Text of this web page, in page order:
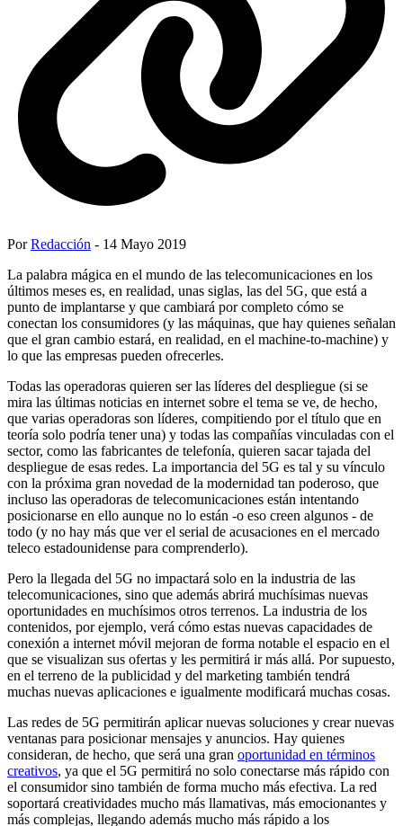
PorRedacción - 14 Mayo 2019
La palabra mágica en el mundo de las telecomunicaciones en los
últimos meses es, en realidad, unas siglas, las del 5G, que está a
punto de implantarse y que cambiará por completo cómo se
conectan los consumidores (y las máquinas, que hay quienes señalan
que el gran cambio estará, en realidad, en el machine-to-machine) y
lo que las empresas pueden ofrecerles.
Todas las operadoras quieren ser las líderes del despliegue (si se
mira las últimas noticias en internet sobre el tema se ve, de hecho,
que varias operadoras son líderes, compitiendo por el título que en
teoría solo podría tener una) y todas las compañías vinculadas con el
sector, como las fabricantes de telefonía, quieren sacar tajada del
despliegue de esas redes. La importancia del 5G es tal y su vínculo
con la próxima gran novedad de la modernidad tan poderoso, que
incluso las operadoras de telecomunicaciones están intentando
posicionarse en ello aunque no lo están -o eso creen algunos - de
todo (y no hay más que ver el serial de acusaciones en el mercado
teleco estadounidense para comprenderlo).
Pero la llegada del 5G no impactará solo en la industria de las
telecomunicaciones, sino que además abrirá muchísimas nuevas
oportunidades en muchísimos otros terrenos. La industria de los
contenidos, por ejemplo, verá cómo estas nuevas capacidades de
conexión a internet móvil mejoran de forma notable el espacio en el
que se visualizan sus ofertas y les permitirá ir más allá. Por supuesto,
en el terreno de la publicidad y del marketing también tendrá
muchas nuevas aplicaciones e igualmente modificará muchas cosas.
Las redes de 5G permitirán aplicar nuevas soluciones y crear nuevas
ventanas para posicionar mensajes y anuncios. Hay quienes
consideran, de hecho, que será una gran oportunidad en términos
creativos, ya que el 5G permitirá no solo conectarse más rápido con
el consumidor sino también de forma mucho más efectiva. La red
soportará creatividades mucho más llamativas, más emocionantes y
más complejas, llegando además mucho más rápido a los